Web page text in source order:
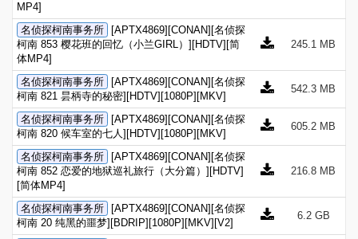
MP4]
名侦探柯南事务所
[APTX4869][CONAN][名侦探
柯南 853 樱花班的回忆（小兰GIRL）][HDTV][简
体MP4]
245.1 MB
名侦探柯南事务所
[APTX4869][CONAN][名侦探
柯南 821 昙柄寺的秘密][HDTV][1080P][MKV]
542.3 MB
名侦探柯南事务所
[APTX4869][CONAN][名侦探
柯南 820 候车室的七人][HDTV][1080P][MKV]
605.2 MB
名侦探柯南事务所
[APTX4869][CONAN][名侦探
柯南 852 恋爱的地狱巡礼旅行（大分篇）][HDTV]
[简体MP4]
216.8 MB
名侦探柯南事务所
[APTX4869][CONAN][名侦探
柯南 20 纯黑的噩梦][BDRIP][1080P][MKV][V2]
6.2 GB